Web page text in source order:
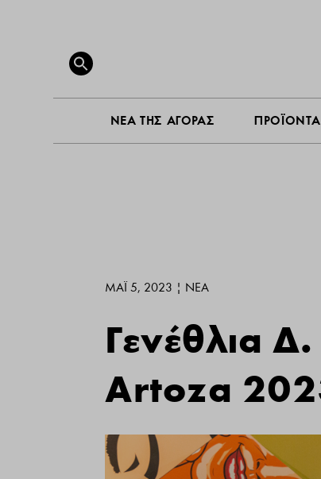
Search
for:
SEARCH BUTTON
ΝΕΑ ΤΗΣ ΑΓΟΡΑΣ ΠΡΟΪΟΝΤΑ
ΜΆΙ 5, 2023 | ΝΕΑ
Γενέθλια
Artoza